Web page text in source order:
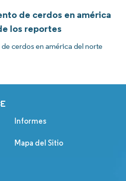
de cerdos en américa
los reportes
cerdos en américa del norte
Informes
Mapa del Sitio